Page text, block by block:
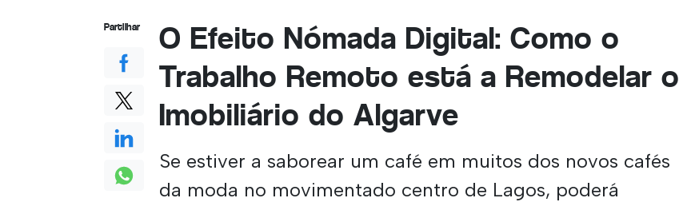
O Efeito Nómada Digital: Como o
Trabalho Remoto está a Remodelar o
Imobiliário do Algarve
Se estiver a saborear um café em muitos dos novos cafés
da moda no movimentado centro de Lagos, poderá
Partilhar